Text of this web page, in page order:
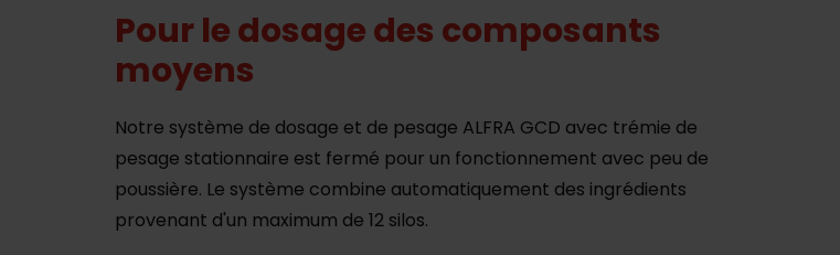
Pour le dosage des composants
moyens
Notre système de dosage et de pesage ALFRA GCD avec trémie de
pesage stationnaire est fermé pour un fonctionnement avec peu de
poussière. Le système combine automatiquement des ingrédients
provenant d'un maximum de 12 silos.